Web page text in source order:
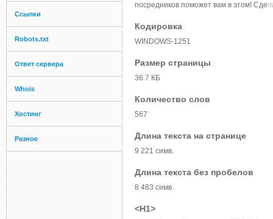
Ссылки
Robots.txt
Ответ сервера
Whois
Хостинг
Разное
посредников поможет вам в этом! Сде
Кодировка
WINDOWS-1251
Размер страницы
36.7 КБ
Количество слов
567
Длина текста на странице
9 221 симв.
Длина текста без пробелов
8 483 симв.
<H1>